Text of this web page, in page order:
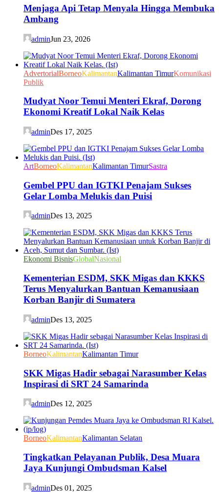
Menjaga Api Tetap Menyala Hingga Membuka
Ambang
adminJun 23, 2026
AdvertorialBorneoKalimantanKalimantan TimurKomunikasi
Publik
Mudyat Noor Temui Menteri Ekraf, Dorong
Ekonomi Kreatif Lokal Naik Kelas
adminDes 17, 2025
ArtBorneoKalimantanKalimantan TimurSastra
Gembel PPU dan IGTKI Penajam Sukses
Gelar Lomba Melukis dan Puisi
adminDes 13, 2025
Ekonomi BisnisGlobalNasional
Kementerian ESDM, SKK Migas dan KKKS
Terus Menyalurkan Bantuan Kemanusiaan
Korban Banjir di Sumatera
adminDes 13, 2025
BorneoKalimantanKalimantan Timur
SKK Migas Hadir sebagai Narasumber Kelas
Inspirasi di SRT 24 Samarinda
adminDes 12, 2025
BorneoKalimantanKalimantan Selatan
Tingkatkan Pelayanan Publik, Desa Muara
Jaya Kunjungi Ombudsman Kalsel
adminDes 01, 2025